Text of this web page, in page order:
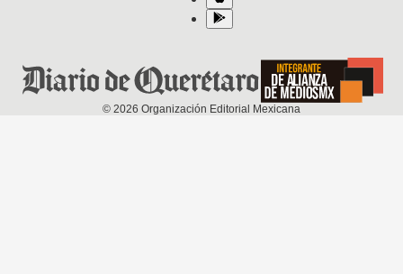
© 2026 Organización Editorial Mexicana